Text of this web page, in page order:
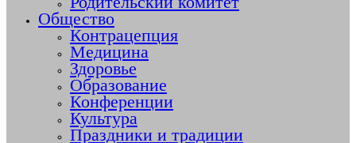
Общество
Контрацепция
Медицина
Здоровье
Образование
Конференции
Культура
Праздники и традиции